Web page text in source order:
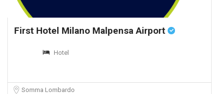
First Hotel Milano Malpensa Airport
Hotel
Somma Lombardo